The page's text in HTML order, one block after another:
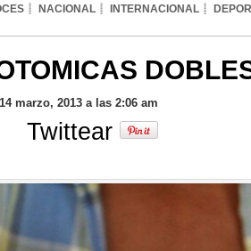
NACIONAL INTERNACIONAL
marzo, 2013 a las 2:06 am
Twittear